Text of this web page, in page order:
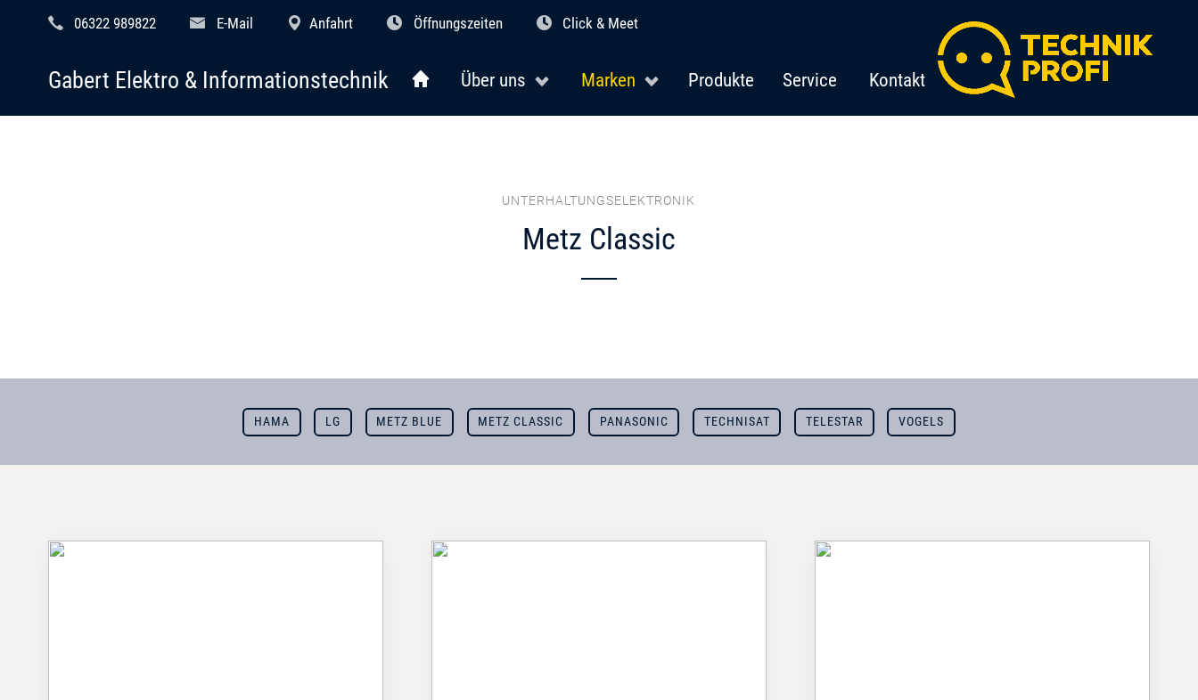
06322 989822 E-Mail Anfahrt Öffnungszeiten Click & Meet
Über uns Marken Produkte Service Kontakt
Gabert Elektro & Informationstechnik
UNTERHALTUNGSELEKTRONIK
Metz Classic
HAMA LG METZ BLUE METZ CLASSIC PANASONIC TECHNISAT TELESTAR VOGELS